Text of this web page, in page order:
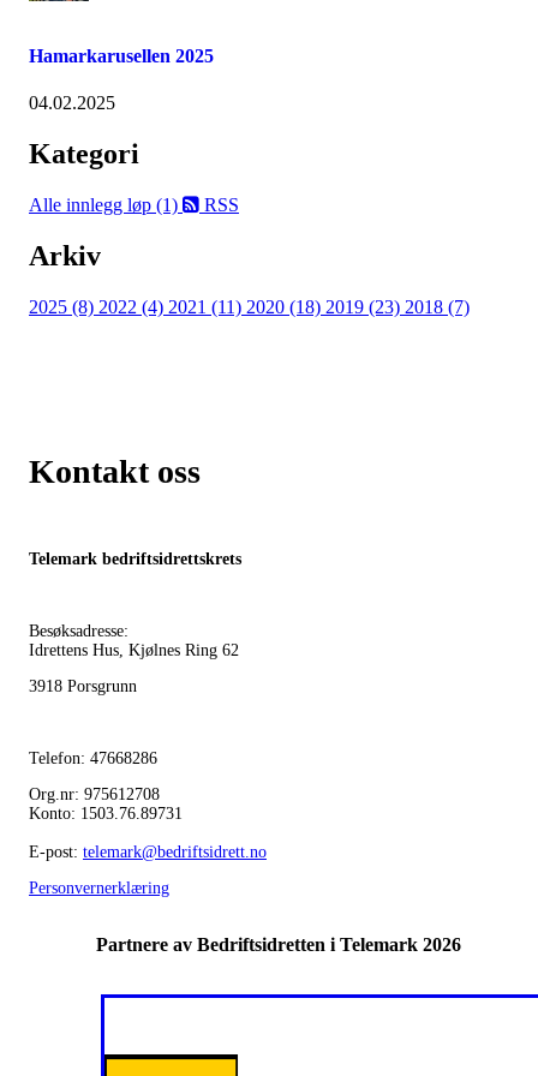
Hamarkarusellen 2025
04.02.2025
Kategori
Alle innlegg løp (1) RSS
Arkiv
2025 (8) 2022 (4) 2021 (11) 2020 (18) 2019 (23) 2018 (7)
Kontakt oss
Telemark bedriftsidrettskrets
Besøksadresse:
Idrettens Hus, Kjølnes Ring 62
3918 Porsgrunn
Telefon: 47668286
Org.nr: 975612708
Konto: 1503.76.89731
E-post: telemark@bedriftsidrett.no
Personvernerklæring
Partnere av Bedriftsidretten i Telemark 2026